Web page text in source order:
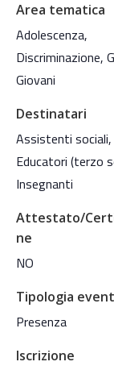
Area tematica
Adolescenza,
Discriminazione,
Giovani
Destinatari
Assistenti sociali,
Educatori (terzo
Insegnanti
Attestato/
ne
NO
Tipologia
Presenza
Iscrizione